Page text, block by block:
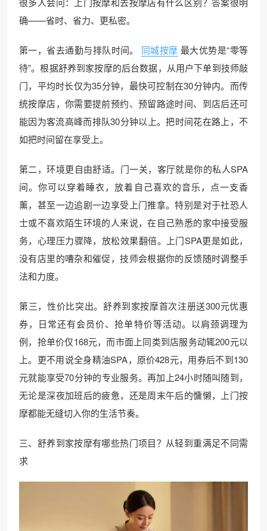
确——省时、省力、更私密。
第一，省去通勤与排队时间。 同城按摩 最大优势是“零等
待”。根据舒养到家按摩的后台数据，从用户下单到技师敲
门，平均时长仅为35分钟，最快可控制在30分钟内。而传
统按摩店，你需要提前预约、预留路途时间、到店后还可
能因为客流高峰而排队30分钟以上。把时间花在路上，不
如把时间留在享受上。
第二，环境更自由舒适。门一关，客厅就是你的私人SPA
间。你可以穿着睡衣，放着自己喜欢的音乐，点一支香
薰，甚至一边追剧一边享受上门推拿。特别是对于社恐人
士或不喜欢陌生环境的人来说，在自己熟悉的家中接受服
务，心理压力骤降，放松效果翻倍。上门SPA更是如此，
没有店里的嘈杂和催促，技师会根据你的反馈随时调整手
法和力度。
第三，性价比突出。舒养到家按摩首次注册送300元优惠
券，日常还有会员价、抢单特价等活动。以肩颈调理为
例，抢单价仅168元，而市面上同类到店服务动辄200元以
上。更不用说全身精油SPA，原价428元，用券后不到130
元就能享受70分钟的专业服务。再加上24小时随叫随到，
无论是深夜加班后的疲惫，还是周末午后的慵懒，上门按
摩都能无缝切入你的生活节奏。
三、舒养到家按摩有哪些热门项目？从轻到重满足不同需
求